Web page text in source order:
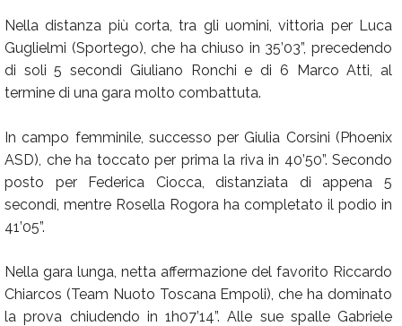
Nella distanza più corta, tra gli uomini, vittoria per Luca
Guglielmi (Sportego), che ha chiuso in 35’03”, precedendo
di soli 5 secondi Giuliano Ronchi e di 6 Marco Atti, al
termine di una gara molto combattuta.
In campo femminile, successo per Giulia Corsini (Phoenix
ASD), che ha toccato per prima la riva in 40’50”. Secondo
posto per Federica Ciocca, distanziata di appena 5
secondi, mentre Rosella Rogora ha completato il podio in
41’05”.
Nella gara lunga, netta affermazione del favorito Riccardo
Chiarcos (Team Nuoto Toscana Empoli), che ha dominato
la prova chiudendo in 1h07’14”. Alle sue spalle Gabriele